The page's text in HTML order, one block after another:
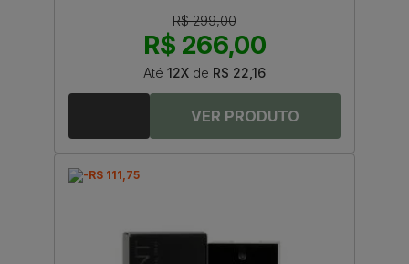
R$ 299,00
R$ 266,00
Até 12X de R$ 22,16
-R$ 111,75